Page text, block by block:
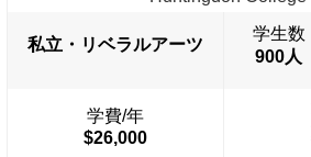
私立・リベラルアーツ
学生数
900人
学費/年
$26,000